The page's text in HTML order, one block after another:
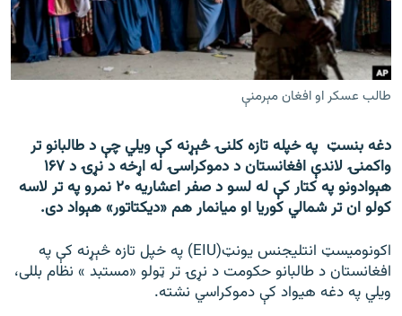
اړیکه
دري پاڼه
Azadi English
راسره ملګري شئ
طالب عسکر او افغان مېرمنې
دغه بنسټ په خپله تازه کلنۍ څېړنه کې ویلي چې د طالبانو تر
واکمنۍ لاندې افغانستان د دموکراسۍ له اړخه د نړۍ د ۱۶۷
هېوادونو په کتار کې له لسو د صفر اعشاریه ۲۰ نمرو په تر لاسه
کولو ان تر شمالي کوریا او میانمار هم «دیکتاتور» هېواد دی.
اکونومیسټ انتلیجنس یونټ(EIU) په خپل تازه څېړنه کې په
افغانستان د طالبانو حکومت د نړۍ تر ټولو «مستبد » نظام بللی،
ویلي په دغه هیواد کې دموکراسي نشته.